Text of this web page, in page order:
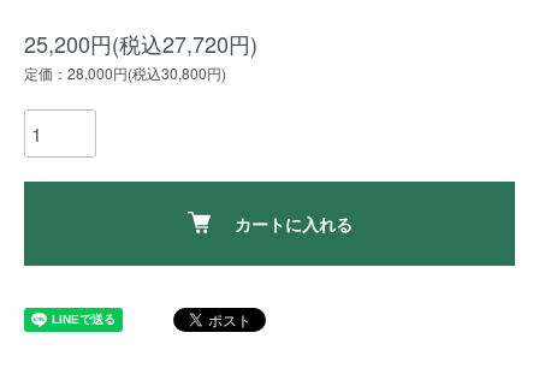
25,200円(税込27,720円)
定価：28,000円(税込30,800円)
カートに入れる